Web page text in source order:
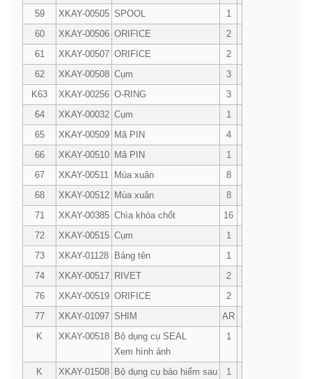
59 XKAY-00505 SPOOL
1
60
XKAY-00506 ORIFICE
2
61
XKAY-00507 ORIFICE
2
62
XKAY-00508 Cụm
3
K63
XKAY-00256 O-RING
3
64
XKAY-00032 Cụm
1
65
XKAY-00509 Mã PIN
4
66
XKAY-00510 Mã PIN
1
67
XKAY-00511 Mùa xuân
8
68
XKAY-00512 Mùa xuân
8
71
XKAY-00385 Chìa khóa chốt
16
72
XKAY-00515 Cụm
1
73
XKAY-01128 Bảng tên
1
74
XKAY-00517 RIVET
2
76
XKAY-00519 ORIFICE
2
77
XKAY-01097 SHIM
AR
K
XKAY-00518 Bộ dụng cụ SEAL
Xem hình ảnh
1
K XKAY-01508 Bộ dụng cụ bảo hiểm sau
1